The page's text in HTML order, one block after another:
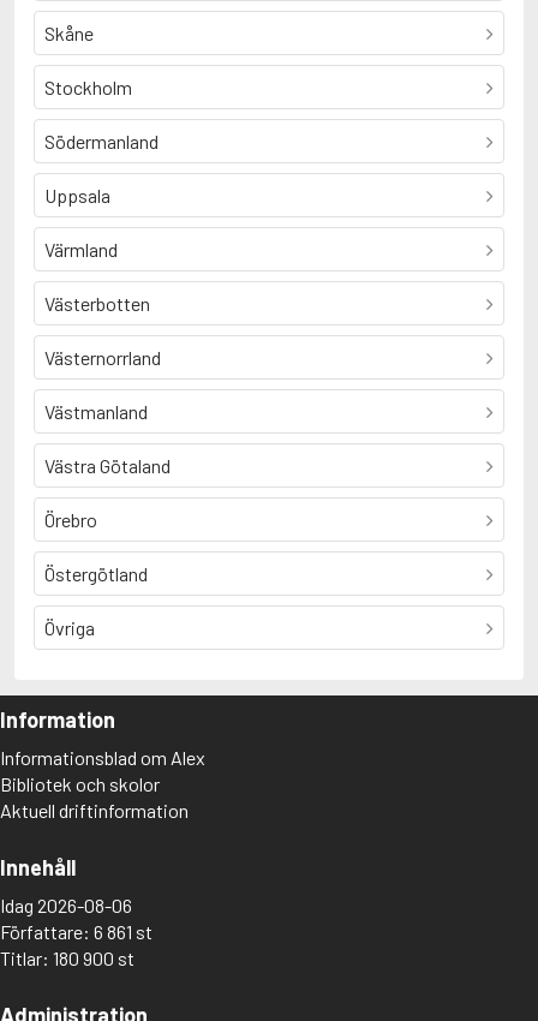
Skåne
Stockholm
Södermanland
Uppsala
Värmland
Västerbotten
Västernorrland
Västmanland
Västra Götaland
Örebro
Östergötland
Övriga
Information
Informationsblad om Alex
Bibliotek och skolor
Aktuell driftinformation
Innehåll
Idag 2026-08-06
Författare: 6 861 st
Titlar: 180 900 st
Administration